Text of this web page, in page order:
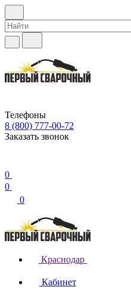
Телефоны
8 (800) 777-00-72
Заказать звонок
0
0
0
Краснодар
Кабинет